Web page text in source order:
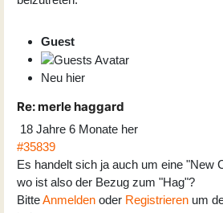
Guest
Neu hier
Re: merle haggard
18 Jahre 6 Monate her
#35839
Es handelt sich ja auch um eine "New
wo ist also der Bezug zum "Hag"?
BitteAnmelden oder Registrieren um